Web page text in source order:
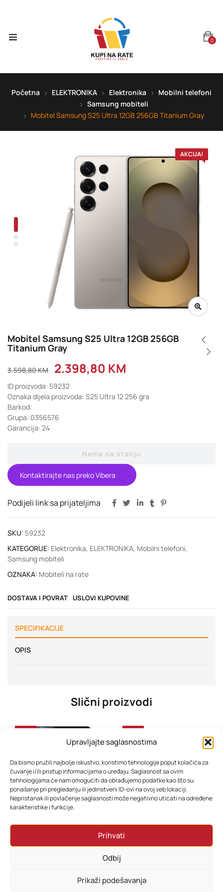
Upravljajte saglasnostima
Da bismo pružili najbolje iskustvo, koristimo tehnologije poput kolačića za
čuvanje i/ili pristup informacijama o uređaju. Saglasnost sa ovim
tehnologijama će nam omogućiti da obrađujemo podatke kao što su
ponašanje pri pregledanju ili jedinstveni ID-ovi na ovoj veb lokaciji.
Nepristanak ili povlačenje saglasnosti može negativno uticati na određene
karakteristike i funkcije.
Prihvati
Odbij
Prikaži podešavanja
0
Početna ELEKTRONIKA Elektronika
Mobilni telefoni
Samsung mobiteli
Mobitel Samsung S25 Ultra 12GB 256GB Titanium Gray
AKCIJA!
Mobitel Samsung S25 Ultra 12GB 256GB
Titanium Gray
3.598,80KM 2.398,80 KM
ID proizvoda: 59232
Oznaka dijela proizvoda: S25 Ultra 12 256 gra
Barkod:
Grupa: 0356576
Garancija: 24
Nema na stanju
Kontaktirajte nas preko Vibera
Podijeli link sa prijateljima
SKU: 59232
KATEGORIJE: Elektronika, ELEKTRONIKA, Mobilni telefoni,
Samsung mobiteli
OZNAKA: Mobiteli na rate
DOSTAVA I POVRAT USLOVI KUPOVINE
SPECIFIKACIJE
OPIS
Slični proizvodi
-32% -33%